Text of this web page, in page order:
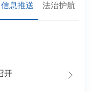
信息推送 法治护航
开